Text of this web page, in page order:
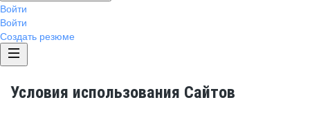
Войти
Войти
Создать резюме
Условия использования Сайтов